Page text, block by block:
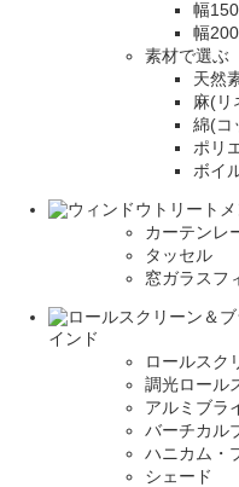
幅
幅
素材で選ぶ
天然
麻(リ
綿(コ
ポリ
ボイ
カーテンレ
タッセル
窓ガラスフ
インド
ロールスク
調光ロール
アルミブラ
バーチカル
ハニカム・
シェード